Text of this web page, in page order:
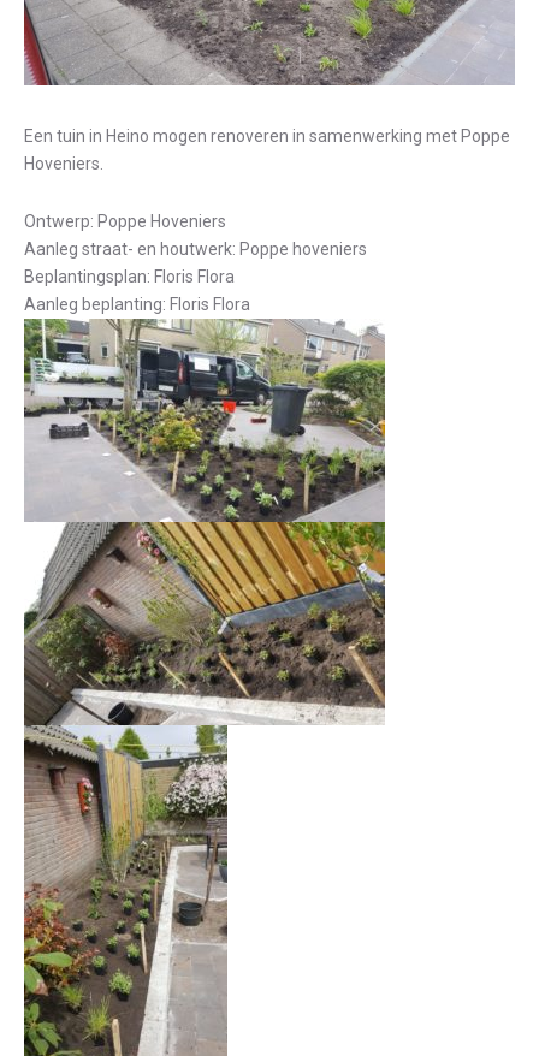
Een tuin in Heino mogen renoveren in samenwerking met Poppe
Hoveniers.
Ontwerp: Poppe Hoveniers
Aanleg straat- en houtwerk: Poppe hoveniers
Beplantingsplan: Floris Flora
Aanleg beplanting: Floris Flora